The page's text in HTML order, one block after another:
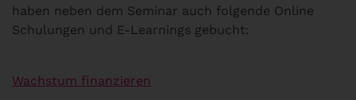
haben neben dem Seminar auch folgende Online
Schulungen und E-Learnings gebucht:
Wachstum finanzieren